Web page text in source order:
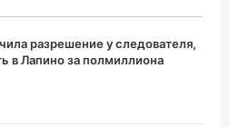
разрешение у следователя,
в Лапино за полмиллиона